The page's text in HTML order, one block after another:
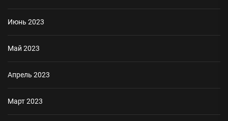
Июнь 2023
Май 2023
Апрель 2023
Март 2023